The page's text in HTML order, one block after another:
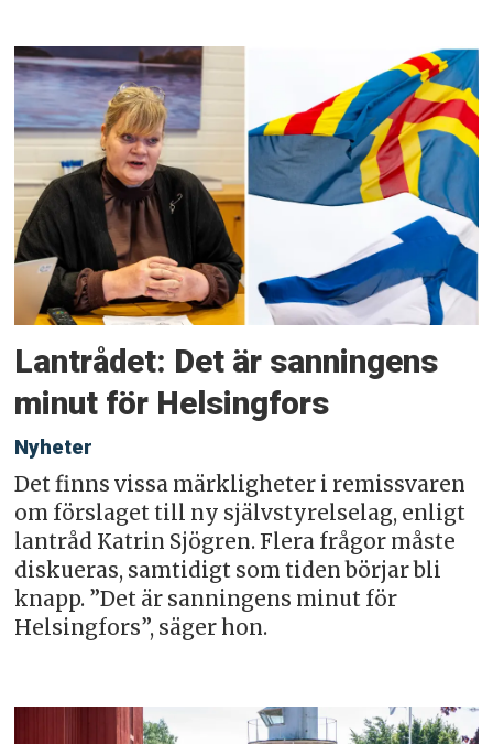
Lantrådet: Det är sanningens
minut för Helsingfors
Nyheter
Det finns vissa märkligheter i remissvaren
om förslaget till ny självstyrelselag, enligt
lantråd Katrin Sjögren. Flera frågor måste
diskueras, samtidigt som tiden börjar bli
knapp. ”Det är sanningens minut för
Helsingfors”, säger hon.